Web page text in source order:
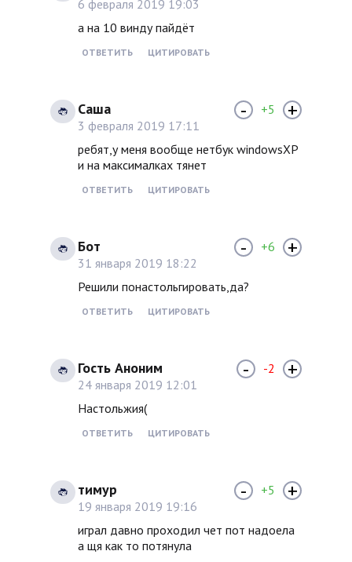
6 февраля 2019 19:03
а на 10 винду пайдёт
ОТВЕТИТЬ ЦИТИРОВАТЬ
Саша
3 февраля 2019 17:11
ребят,у меня вообще нетбук windowsXP
и на максималках тянет
ОТВЕТИТЬ ЦИТИРОВАТЬ
- +5 +
Бот
31 января 2019 18:22
Решили понастольгировать,да?
ОТВЕТИТЬ ЦИТИРОВАТЬ
- +6 +
Гость Аноним
24 января 2019 12:01
Настольжия(
ОТВЕТИТЬ ЦИТИРОВАТЬ
- -2 +
тимур
19 января 2019 19:16
играл давно проходил чет пот надоела
а щя как то потянула
- +5 +